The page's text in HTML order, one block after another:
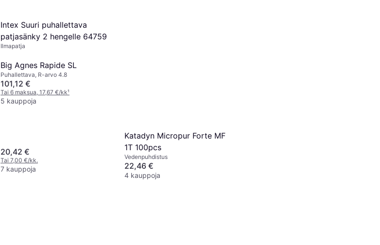
Big Agnes Rapide SL
Puhallettava, R-arvo 4.8
101,12 €
Tai 6 maksua, 17,67 €/kk¹
5 kauppoja
Intex Suuri puhallettava
patjasänky 2 hengelle 64759
Ilmapatja
20,42 €
Tai 7,00 €/kk.
7 kauppoja
Katadyn Micropur Forte MF
1T 100pcs
Vedenpuhdistus
22,46 €
4 kauppoja